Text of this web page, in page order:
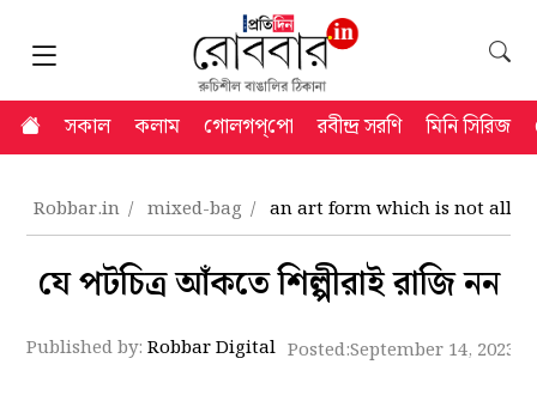
সকাল কলাম গোলগপ্‌পো রবীন্দ্র সরণি মিনি সিরিজ
Robbar.in mixed-bag an art form which is not
যে পটচিত্র আঁকতে শিল্পীরাই রাজি নন
Published by:Robbar Digital Posted:September 14, 2023